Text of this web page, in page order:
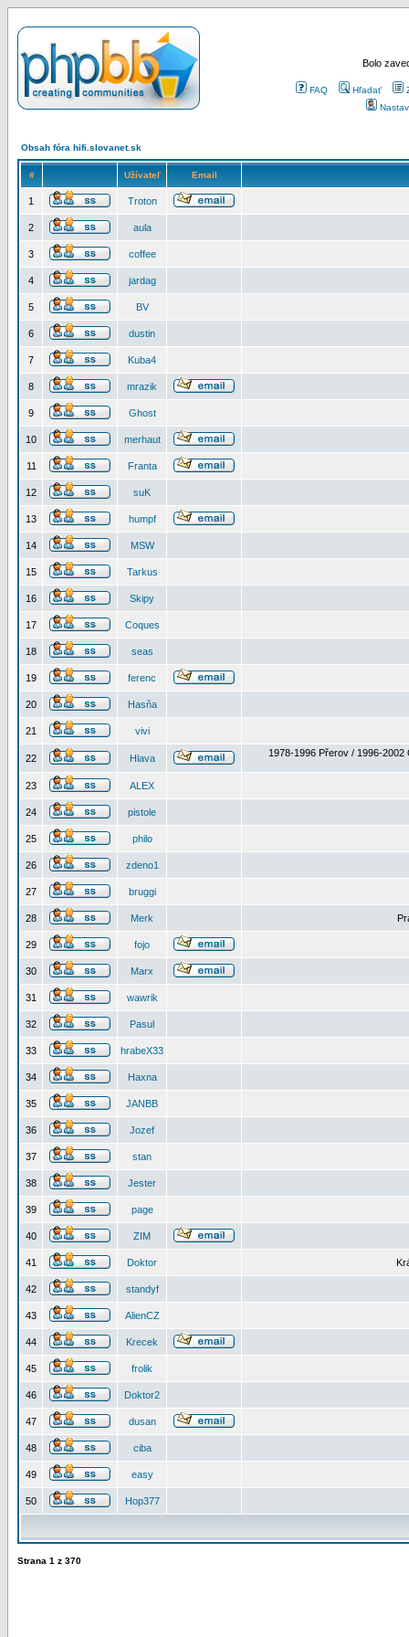
Bolo
FAQ Hľadať
Obsah fóra hifi.slovanet.sk
# Užívateľ Email
1 Troton
2 aula
3 coffee
4 jardag
5 BV
6 dustin
7 Kuba4
8 mrazik
9 Ghost
10 merhaut
11 Franta
12 suK
13 humpf
14 MSW
15 Tarkus
16 Skipy
17 Coques
18 seas
19 ferenc
20 Hasňa
21 vivi
22 Hlava 1978-1996 Přerov / 1996-2002
23 ALEX
24 pistole
25 philo
26 zdeno1
27 bruggi
28 Merk
29 fojo
30 Marx
31 wawrik
32 Pasul
33 hrabeX33
34 Haxna
35 JANBB
36 Jozef
37 stan
38 Jester
39 page
40 ZIM
41 Doktor
42 standyf
43 AlienCZ
44 Krecek
45 frolik
46 Doktor2
47 dusan
48 ciba
49 easy
50 Hop377
Strana 1 z 370